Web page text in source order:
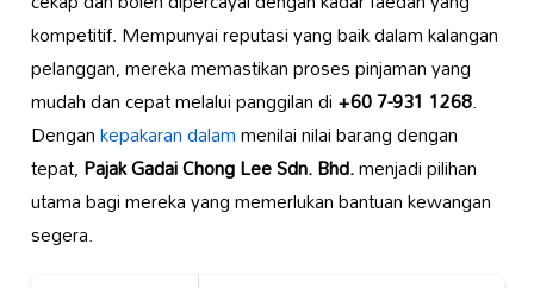
kompetitif. Mempunyai reputasi yang baik dalam kalangan
pelanggan, mereka memastikan proses pinjaman yang
mudah dan cepat melalui panggilan di+60 7-931 1268.
Dengankepakaran dalammenilai nilai barang dengan
tepat,Pajak Gadai Chong Lee Sdn. Bhd.menjadi pilihan
utama bagi mereka yang memerlukan bantuan kewangan
segera.